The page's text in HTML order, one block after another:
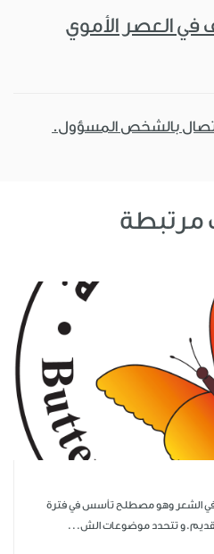
في العصر الأموي
بالشخص المسؤول.
مرتبطة
الشعر وهو مصطلح تأسس في فترة
القديم.و تتحدد موضوعات الش...